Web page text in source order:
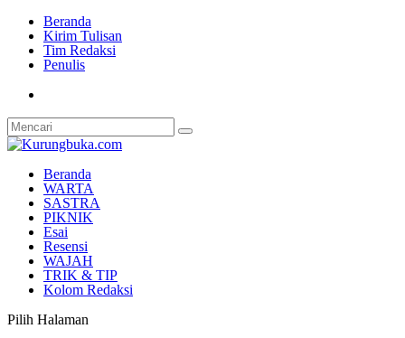
Beranda
Kirim Tulisan
Tim Redaksi
Penulis
Beranda
WARTA
SASTRA
PIKNIK
Esai
Resensi
WAJAH
TRIK & TIP
Kolom Redaksi
Pilih Halaman